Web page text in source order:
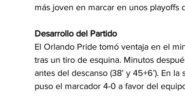
más joven en marcar en unos playoffs
Desarrollo del Partido
El Orlando Pride tomó ventaja en el
tras un tiro de esquina. Minutos
antes del descanso (38’ y 45+6’). En
puso el marcador 4-0 a favor del